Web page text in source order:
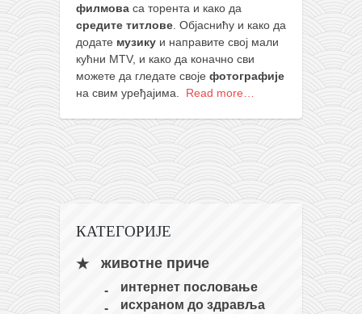
календар српски
азбуки и књиге
Окинава карате
најновије на блогу
моје белешке
историја каратеа
бубиши
карате
кихон
наиханчи
филмова са торента и како да
средите титлове . Објаснићу и како да
додате музику и направите свој мали
кућни МТV, и како да коначно сви
можете да гледате своје фотографије
на свим уређајима. Read more…
КАТЕГОРИЈЕ
животне приче
интернет пословање
исхраном до здравља